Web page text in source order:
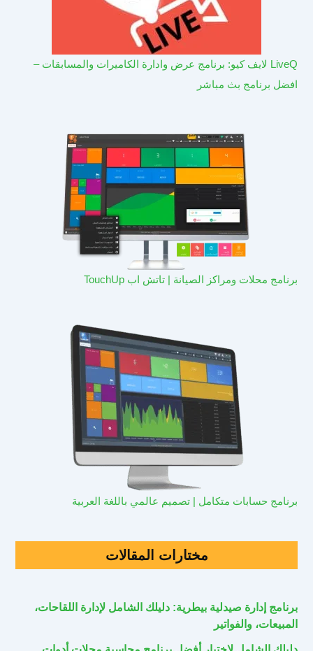
LiveQ لايف كيو: برنامج عرض وادارة الكاميرات والمسابقات –
افضل برنامج بث مباشر
برنامج محلات ومراكز الصيانة | تاتش اب TouchUp
برنامج حسابات متكامل | تصميم عالمي باللغة العربية
مختارات المقالات
برنامج إدارة صيدلية بيطرية: دليلك الشامل لإدارة اللقاحات،
المبيعات، والفواتير